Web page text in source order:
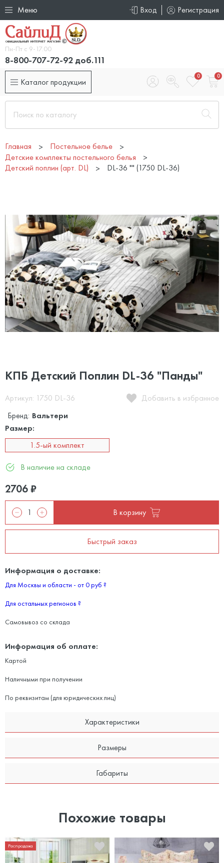
Меню Вход Регистрация
Пн-Пт с 9-17.00
8-800-707-72-92 доб.111
Каталог продукции
0 0
Главная
Постельное белье
Детские комплекты постельного белья
Детский поплин (арт. DL)
DL-36 "" (1750 DL-36)
КПБ Детский Поплин DL-36 "Панды"
Артикул: 1750 DL-36
Добавить в избранное
Бренд: Вальтери
Размер:
1.5-ый комплект
В наличие на складе
2706₽
В корзину
Быстрый заказ
Информация о доставке:
Для Москвы и области - от 0 руб ?
Для остальных регионов ?
Самовывоз со склада
Информация об оплате:
Картой
Наличными при получении
По реквизитам (для юридических лиц)
Характеристики
Размеры
Габариты
Похожие товары
Распродажа